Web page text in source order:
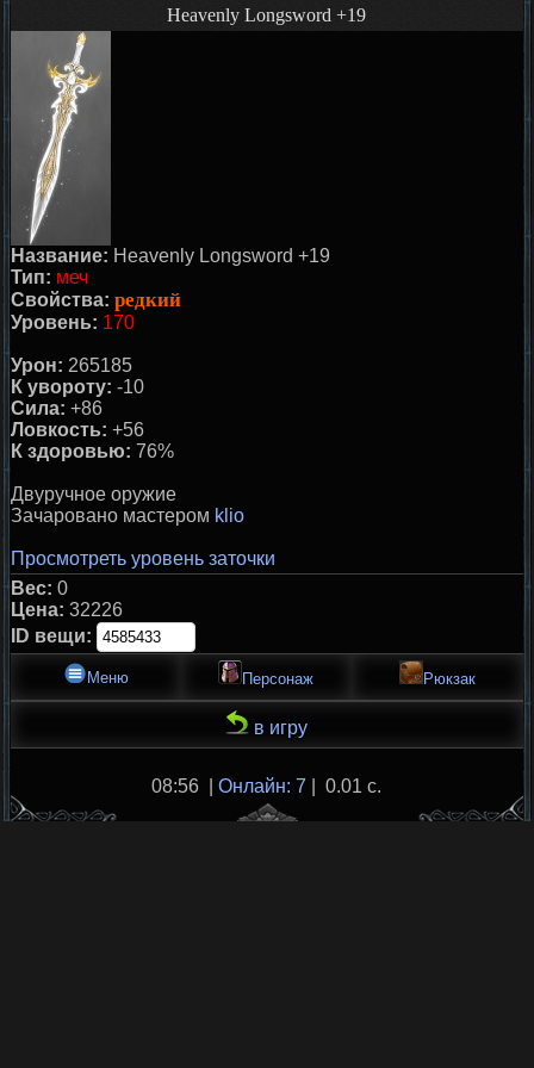
Heavenly Longsword +19
Название: Heavenly Longsword +19
Тип: меч
Свойства: редкий
Уровень: 170
Урон: 265185
К увороту: -10
Сила: +86
Ловкость: +56
К здоровью: 76%
Двуручное оружие
Зачаровано маcтером klio
Просмотреть уровень заточки
Вес: 0
Цена: 32226
ID вещи:
Меню Персонаж Рюкзак
в игру
08:56 |Онлайн: 7 | 0.01 с.